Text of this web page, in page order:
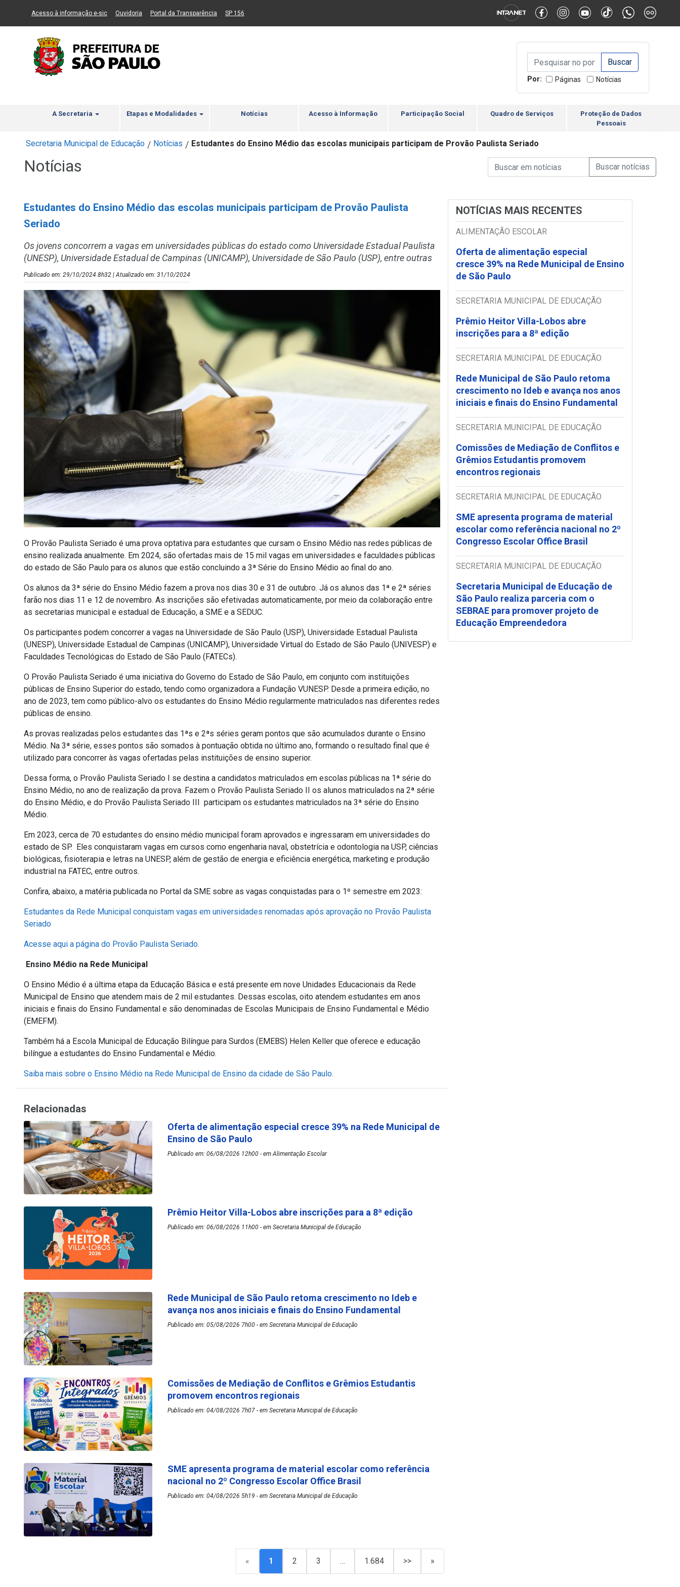
Ir ao Conteúdo Ir para menu principal 2 Ir para busca Ir para rodapé Alternar Alto Contraste Alternar Tamanho da Fonte
Acesso à informação e-sic(Link para um novo sítio)
Ouvidoria (Link para um novo sítio)
Portal da Transparência (Link para um novo sítio)
SP 156
Campo de Busca de
Campo de Busca de informaçõesEnviar a Busca
Por: Páginas Notícias
A Secretaria Etapas e Modalidades Notícias Acesso à Informação Participação Social Quadro de Serviços
Proteção de Dados
Pessoais
Secretaria Municipal de Educação / Notícias / Estudantes do Ensino Médio das escolas municipais participam de Provão Paulista Seriado
Notícias Campo de Busca de Notícias
Campo de Busca de informaçõesEnviar a Busca de
Estudantes do Ensino Médio das escolas municipais participam de Provão Paulista
Seriado
Os jovens concorrem a vagas em universidades públicas do estado como Universidade Estadual Paulista
(UNESP), Universidade Estadual de Campinas (UNICAMP), Universidade de São Paulo (USP), entre outras
Publicado em: 29/10/2024 8h32 | Atualizado em: 31/10/2024
O Provão Paulista Seriado é uma prova optativa para estudantes que cursam o Ensino Médio nas redes públicas de
ensino realizada anualmente. Em 2024, são ofertadas mais de 15 mil vagas em universidades e faculdades públicas
do estado de São Paulo para os alunos que estão concluindo a 3ª Série do Ensino Médio ao final do ano.
Os alunos da 3ª série do Ensino Médio fazem a prova nos dias 30 e 31 de outubro. Já os alunos das 1ª e 2ª séries
farão nos dias 11 e 12 de novembro. As inscrições são efetivadas automaticamente, por meio da colaboração entre
as secretarias municipal e estadual de Educação, a SME e a SEDUC.
Os participantes podem concorrer a vagas na Universidade de São Paulo (USP), Universidade Estadual Paulista
(UNESP), Universidade Estadual de Campinas (UNICAMP), Universidade Virtual do Estado de São Paulo (UNIVESP) e
Faculdades Tecnológicas do Estado de São Paulo (FATECs).
O Provão Paulista Seriado é uma iniciativa do Governo do Estado de São Paulo, em conjunto com instituições
públicas de Ensino Superior do estado, tendo como organizadora a Fundação VUNESP. Desde a primeira edição, no
ano de 2023, tem como público-alvo os estudantes do Ensino Médio regularmente matriculados nas diferentes redes
públicas de ensino.
As provas realizadas pelos estudantes das 1ªs e 2ªs séries geram pontos que são acumulados durante o Ensino
Médio. Na 3ª série, esses pontos são somados à pontuação obtida no último ano, formando o resultado final que é
utilizado para concorrer às vagas ofertadas pelas instituições de ensino superior.
Dessa forma, o Provão Paulista Seriado I se destina a candidatos matriculados em escolas públicas na 1ª série do
Ensino Médio, no ano de realização da prova. Fazem o Provão Paulista Seriado II os alunos matriculados na 2ª série
do Ensino Médio, e do Provão Paulista Seriado III participam os estudantes matriculados na 3ª série do Ensino
Médio.
Em 2023, cerca de 70 estudantes do ensino médio municipal foram aprovados e ingressaram em universidades do
estado de SP. Eles conquistaram vagas em cursos como engenharia naval, obstetrícia e odontologia na USP, ciências
biológicas, fisioterapia e letras na UNESP, além de gestão de energia e eficiência energética, marketing e produção
industrial na FATEC, entre outros.
Confira, abaixo, a matéria publicada no Portal da SME sobre as vagas conquistadas para o 1º semestre em 2023:
Estudantes da Rede Municipal conquistam vagas em universidades renomadas após aprovação no Provão Paulista
Seriado
Acesse aqui a página do Provão Paulista Seriado.
Ensino Médio na Rede Municipal
O Ensino Médio é a última etapa da Educação Básica e está presente em nove Unidades Educacionais da Rede
Municipal de Ensino que atendem mais de 2 mil estudantes. Dessas escolas, oito atendem estudantes em anos
iniciais e finais do Ensino Fundamental e são denominadas de Escolas Municipais de Ensino Fundamental e Médio
(EMEFM).
Também há a Escola Municipal de Educação Bilíngue para Surdos (EMEBS) Helen Keller que oferece e educação
bilíngue a estudantes do Ensino Fundamental e Médio.
Saiba mais sobre o Ensino Médio na Rede Municipal de Ensino da cidade de São Paulo.
NOTÍCIAS MAIS RECENTES
ALIMENTAÇÃO ESCOLAR
Oferta de alimentação especial
cresce 39% na Rede Municipal de Ensino
de São Paulo
SECRETARIA MUNICIPAL DE EDUCAÇÃO
Prêmio Heitor Villa-Lobos abre
inscrições para a 8ª edição
SECRETARIA MUNICIPAL DE EDUCAÇÃO
Rede Municipal de São Paulo retoma
crescimento no Ideb e avança nos anos
iniciais e finais do Ensino Fundamental
SECRETARIA MUNICIPAL DE EDUCAÇÃO
Comissões de Mediação de Conflitos e
Grêmios Estudantis promovem
encontros regionais
SECRETARIA MUNICIPAL DE EDUCAÇÃO
SME apresenta programa de material
escolar como referência nacional no 2º
Congresso Escolar Office Brasil
SECRETARIA MUNICIPAL DE EDUCAÇÃO
Secretaria Municipal de Educação de
São Paulo realiza parceria com o
SEBRAE para promover projeto de
Educação Empreendedora
Relacionadas
Oferta de alimentação especial cresce 39% na Rede Municipal de
Ensino de São Paulo
Publicado em: 06/08/2026 12h00 - em Alimentação Escolar
Prêmio Heitor Villa-Lobos abre inscrições para a 8ª edição
Publicado em: 06/08/2026 11h00 - em Secretaria Municipal de Educação
Rede Municipal de São Paulo retoma crescimento no Ideb e
avança nos anos iniciais e finais do Ensino Fundamental
Publicado em: 05/08/2026 7h00 - em Secretaria Municipal de Educação
Comissões de Mediação de Conflitos e Grêmios Estudantis
promovem encontros regionais
Publicado em: 04/08/2026 7h07 - em Secretaria Municipal de Educação
SME apresenta programa de material escolar como referência
nacional no 2º Congresso Escolar Office Brasil
Publicado em: 04/08/2026 5h19 - em Secretaria Municipal de Educação
« 1 2 3 … 1.684 >> »